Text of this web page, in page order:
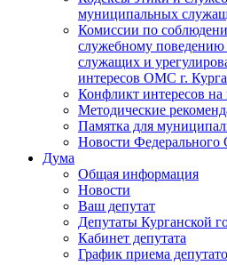
муниципальных
Комиссии по
служебному
служащих и
интересов ОМС г.
Конфликт интересов
Методические
Памятка для
Новости Федерального
Дума
Общая информация
Новости
Ваш депутат
Депутаты Курганской
Кабинет депутата
График приема